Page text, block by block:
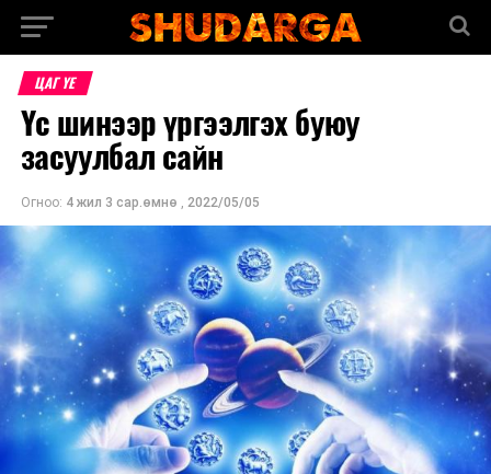
ЦАГ ҮЕ
Үс шинээр үргээлгэх буюу
засуулбал сайн
Огноо: 4 жил 3 сар.өмнө , 2022/05/05